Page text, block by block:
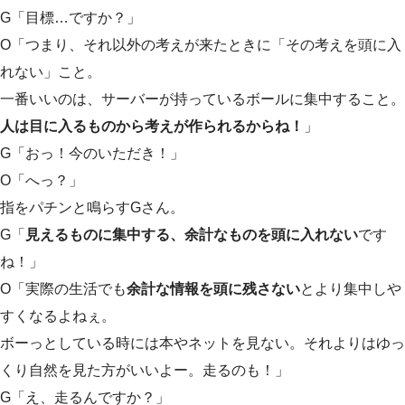
G「目標…ですか？」
O「つまり、それ以外の考えが来たときに「その考えを頭に入
れない」こと。
一番いいのは、サーバーが持っているボールに集中すること。
人は目に入るものから考えが作られるからね！
」
G「おっ！今のいただき！」
O「へっ？」
指をパチンと鳴らすGさん。
G「 見えるものに集中する、余計なものを頭に入れないです
ね！」
O「実際の生活でも余計な情報を頭に残さないとより集中しや
すくなるよねぇ。
ボーっとしている時には本やネットを見ない。それよりはゆっ
くり自然を見た方がいいよー。走るのも！」
G「え、走るんですか？」